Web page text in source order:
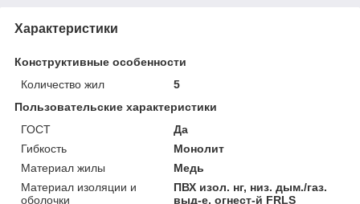
Характеристики
Конструктивные особенности
Количество жил
5
Пользовательские характеристики
ГОСТ
Да
Гибкость
Монолит
Материал жилы
Медь
Материал изоляции и
оболочки
ПВХ изол. нг, низ. дым./газ.
выд-е, огнест-й FRLS